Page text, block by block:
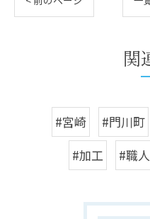
関
#宮崎 #門川町
#加工
#職人